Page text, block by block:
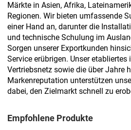
Märkte in Asien, Afrika,
Regionen. Wir bieten umfassende
einer Hand an, darunter die
und technische Schulung im
Sorgen unserer Exportkunden
Service erübrigen. Unser
Vertriebsnetz sowie die über Jahre
Markenreputation unterstützen
dabei, den Zielmarkt schnell zu
Empfohlene Produkte